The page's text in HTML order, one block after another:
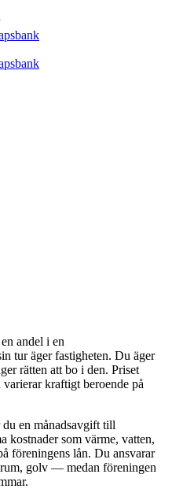
andel i en
tur äger fastigheten. Du äger
rätten att bo i den. Priset
kraftigt beroende på
du en månadsavgift till
kostnader som värme, vatten,
föreningens lån. Du ansvarar
golv — medan föreningen